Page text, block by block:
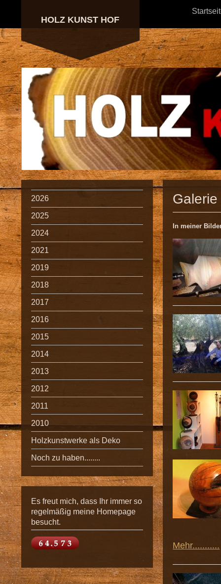
HOLZ KUNST HOF
Galerie
In meiner
Mehr...........
2026
2025
2024
2021
2019
2018
2017
2016
2015
2014
2013
2012
2011
2010
Holzkunstwerke als Deko
Noch zu haben........
Es freut mich, dass Ihr immer so
regelmäßig meine Homepage
besucht.